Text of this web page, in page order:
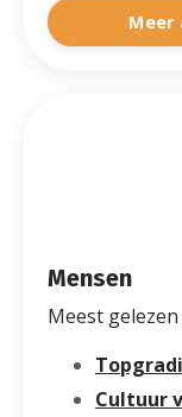
Meer
Mensen
Meest
Cultuur